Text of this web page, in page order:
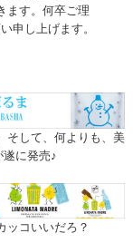
ます。何卒ご理
申し上げます。
そして、何よりも、美
に発売♪
ッコいいだろ？